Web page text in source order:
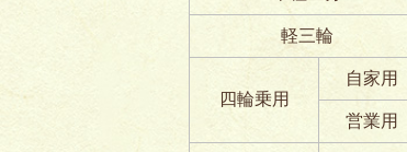
軽三輪
四輪乗用
自家用
営業用